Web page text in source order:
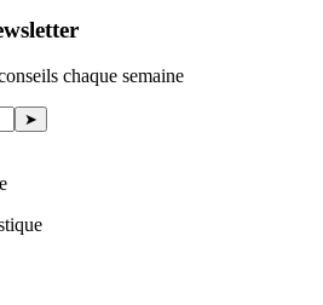
chaque semaine
➤